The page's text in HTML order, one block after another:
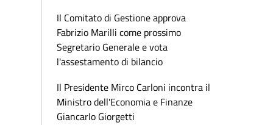
Il Comitato di Gestione approva
Fabrizio Marilli come prossimo
Segretario Generale e vota
l'assestamento di bilancio
Il Presidente Mirco Carloni incontra il
Ministro dell'Economia e Finanze
Giancarlo Giorgetti